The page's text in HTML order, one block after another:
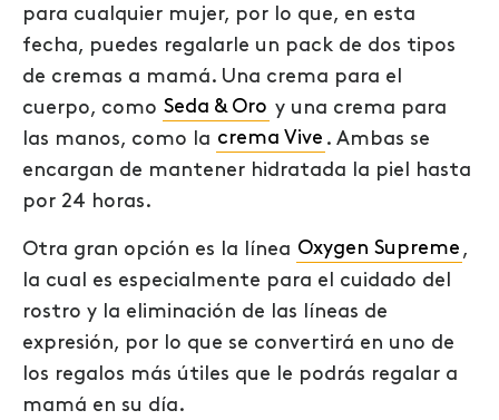
para cualquier mujer, por lo que, en esta
fecha, puedes regalarle un pack de dos tipos
de cremas a mamá. Una crema para el
cuerpo, como Seda & Oro y una crema para
las manos, como la crema Vive . Ambas se
encargan de mantener hidratada la piel hasta
por 24 horas.
Otra gran opción es la línea Oxygen Supreme ,
la cual es especialmente para el cuidado del
rostro y la eliminación de las líneas de
expresión, por lo que se convertirá en uno de
los regalos más útiles que le podrás regalar a
mamá en su día.